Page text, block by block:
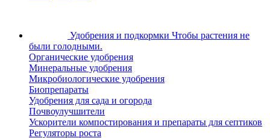
Удобрения и подкормки Чтобы растения не
были голодными.
Органические удобрения
Минеральные удобрения
Микробиологические удобрения
Биопрепараты
Удобрения для сада и огорода
Почвоулучшители
Ускорители компостирования и препараты для септиков
Регуляторы роста